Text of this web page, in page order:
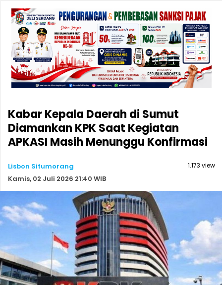
Kabar Kepala Daerah di Sumut
Diamankan KPK Saat Kegiatan
APKASI Masih Menunggu Konfirmasi
Lisbon Situmorang
Kamis, 02 Juli 2026 21:40 WIB
1.173 view